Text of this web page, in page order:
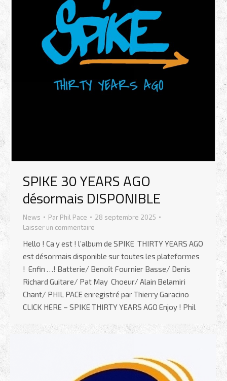
SPIKE 30 YEARS AGO
désormais DISPONIBLE
News Par Phil Pace
28 septembre 2025
Laisser un commentaire
Hello ! Ca y est ! l’album de SPIKE THIRTY YEARS AGO
est désormais disponible sur toutes les plateformes
! Enfin …! Batterie/ Benoît Fournier Basse/ Denis
Richard Guitare/ Pat May Choeur/ Alain Belamiri
Chant/ PHIL PACE enregistré par Thierry Garacino
CLICK HERE – SPIKE THIRTY YEARS AGO Enjoy ! Phil